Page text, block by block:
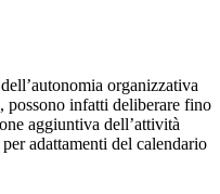
organizzativa
possono infatti deliberare fino
aggiuntiva dell’attività
adattamenti del calendario